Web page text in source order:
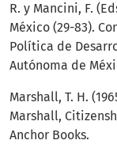
R. y Mancini, F.
México (29-83).
Política de
Autónoma de
Marshall, T. H.
Marshall,
Anchor Books.